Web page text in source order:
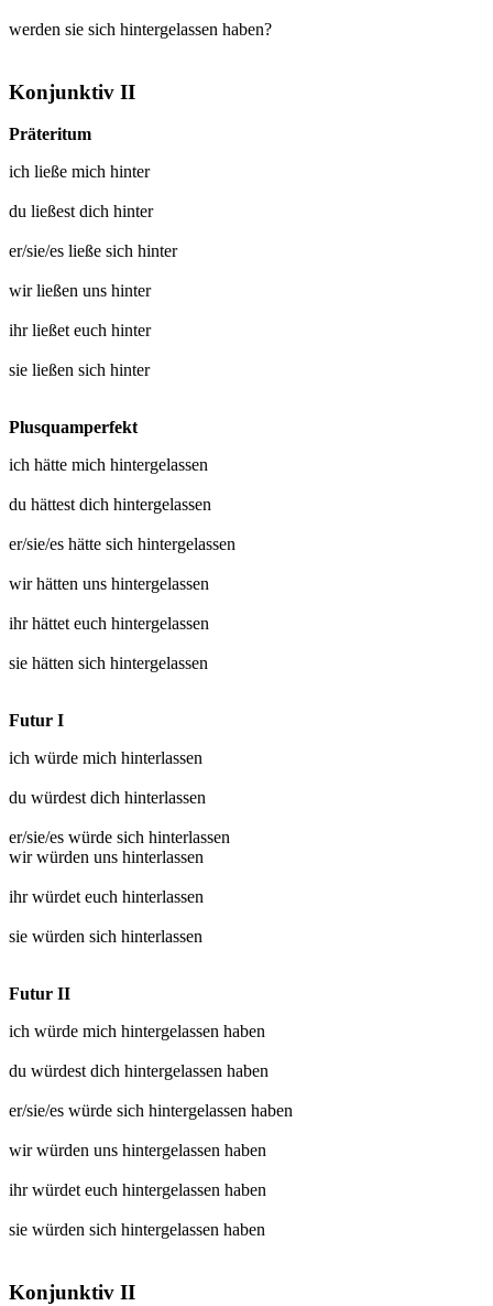
werden sie sich hintergelassen haben?
Konjunktiv II
Präteritum
ich ließe mich hinter
du ließest dich hinter
er/sie/es ließe sich hinter
wirließen uns hinter
ihrließet euch hinter
sie ließen sich hinter
Plusquamperfekt
ich hätte mich hintergelassen
du hättest dich hintergelassen
er/sie/es hätte sich hintergelassen
wir hätten uns hintergelassen
ihr hättet euch hintergelassen
sie hätten sich hintergelassen
Futur I
ich würde mich hinterlassen
du würdest dich hinterlassen
er/sie/es würde sich hinterlassen
wir würden uns hinterlassen
ihr würdet euch hinterlassen
sie würden sich hinterlassen
Futur II
ich würde mich hintergelassen haben
du würdest dich hintergelassen haben
er/sie/es würde sich hintergelassen haben
wir würden uns hintergelassen haben
ihr würdet euch hintergelassen haben
sie würden sich hintergelassen haben
Konjunktiv II